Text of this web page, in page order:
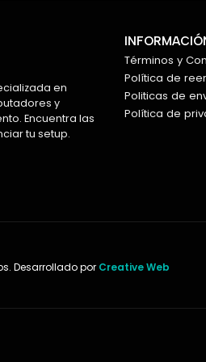
en
y
Encuentra las
tu setup.
Términos y
Política de
Politicas de
Política de
Desarrollado por Creative Web